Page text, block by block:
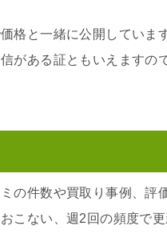
格と一緒に公開していま
がある証ともいえますの
の件数や買取り事例、評
こない、週2回の頻度で更